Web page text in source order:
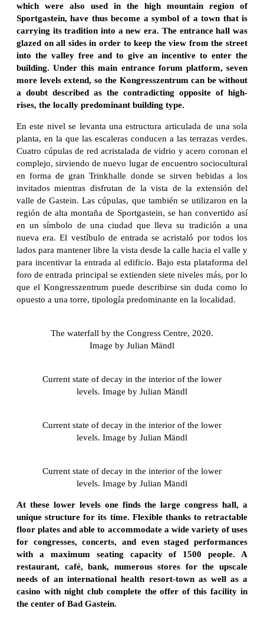
which were also used in the high mountain region of
Sportgastein, have thus become a symbol of a town that is
carrying its tradition into a new era. The entrance hall was
glazed on all sides in order to keep the view from the street
into the valley free and to give an incentive to enter the
building. Under this main entrance forum platform, seven
more levels extend, so the Kongresszentrum can be without
a doubt described as the contradicting opposite of high-
rises, the locally predominant building type.
En este nivel se levanta una estructura articulada de una sola
planta, en la que las escaleras conducen a las terrazas verdes.
Cuatro cúpulas de red acristalada de vidrio y acero coronan el
complejo, sirviendo de nuevo lugar de encuentro sociocultural
en forma de gran Trinkhalle donde se sirven bebidas a los
invitados mientras disfrutan de la vista de la extensión del
valle de Gastein. Las cúpulas, que también se utilizaron en la
región de alta montaña de Sportgastein, se han convertido así
en un símbolo de una ciudad que lleva su tradición a una
nueva era. El vestíbulo de entrada se acristaló por todos los
lados para mantener libre la vista desde la calle hacia el valle y
para incentivar la entrada al edificio. Bajo esta plataforma del
foro de entrada principal se extienden siete niveles más, por lo
que el Kongresszentrum puede describirse sin duda como lo
opuesto a una torre, tipología predominante en la localidad.
The waterfall by the Congress Centre, 2020.
Image by Julian Mändl
Current state of decay in the interior of the lower
levels. Image by Julian Mändl
Current state of decay in the interior of the lower
levels. Image by Julian Mändl
Current state of decay in the interior of the lower
levels. Image by Julian Mändl
At these lower levels one finds the large congress hall, a
unique structure for its time. Flexible thanks to retractable
floor plates and able to accommodate a wide variety of uses
for congresses, concerts, and even staged performances
with a maximum seating capacity of 1500 people. A
restaurant, café, bank, numerous stores for the upscale
needs of an international health resort-town as well as a
casino with night club complete the offer of this facility in
the center of Bad Gastein.